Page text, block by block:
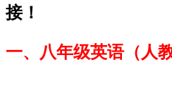
接！
一、八年级英语（人